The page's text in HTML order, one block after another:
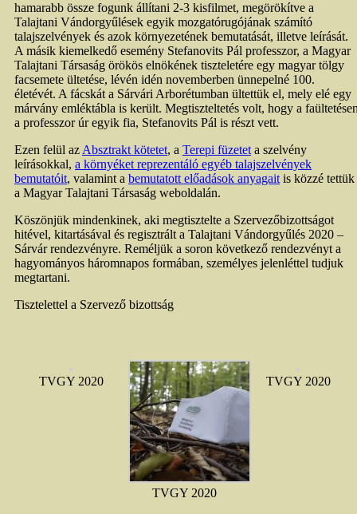
hamarabb össze fogunk állítani 2-3 kisfilmet, megörökítve a
Talajtani Vándorgyűlések egyik mozgatórugójának számító
talajszelvények és azok környezetének bemutatását, illetve leírását.
A másik kiemelkedő esemény Stefanovits Pál professzor, a Magyar
Talajtani Társaság örökös elnökének tiszteletére egy magyar tölgy
facsemete ültetése, lévén idén novemberben ünnepelné 100.
életévét. A fácskát a Sárvári Arborétumban ültettük el, mely elé egy
márvány emléktábla is került. Megtiszteltetés volt, hogy a
a professzor úr egyik fia, Stefanovits Pál is részt vett.
Ezen felül azAbsztrakt kötetet, a Terepi füzeteta szelvény
leírásokkal, a környéket reprezentáló egyéb talajszelvények
bemutatóit, valamint a bemutatott előadások anyagaitis közzé tettük
a Magyar Talajtani Társaság weboldalán.
Köszönjük mindenkinek, aki megtisztelte a Szervezőbizottságot
hitével, kitartásával és regisztrált a Talajtani Vándorgyűlés 2020 –
Sárvár rendezvényre. Reméljük a soron következő rendezvényt a
hagyományos háromnapos formában, személyes jelenléttel tudjuk
megtartani.
Tisztelettel a Szervező bizottság
TVGY 2020
TVGY 2020
TVGY 2020